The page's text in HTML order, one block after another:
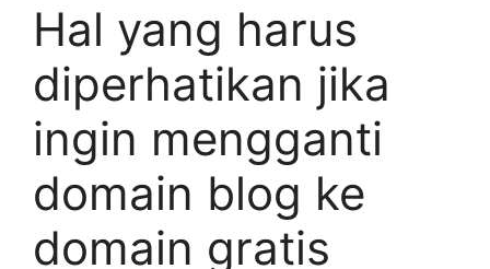
Hal yang harus
diperhatikan jika
ingin mengganti
domain blog ke
domain gratis